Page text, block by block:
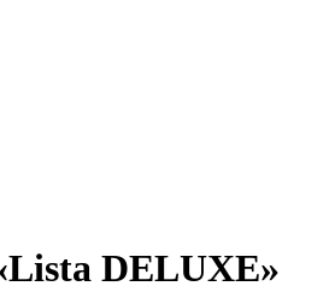
DELUXE»